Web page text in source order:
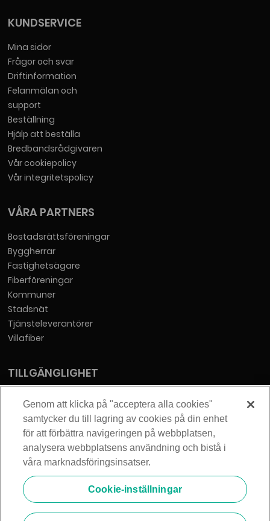
KUNDSERVICE
Mina sidor
Frågor och svar
Driftinformation
Felanmälan och
support
Beställning
Hjälp att beställa
Bredbandsrådgivaren
Vår cookiepolicy
Vår integritetspolicy
VÅRA PARTNERS
Bostadsrättsföreningar
Byggherrar
Fastighetsägare
Fiberföreningar
Kommuner
Stadsnät
Tjänsteleverantörer
Villafiber
TILLGÄNGLIGHET
Tillgänglighetsredogörelse
KONTAKT
Telia Sverige AB
Orgnummer: 556430-0142
Säte: Stockholm
info@zmarket.se
Genom att klicka på "acceptera alla cookies"
samtycker du till lagring av cookies på din enhet
för att förbättra navigeringen på webbplatsen,
analysera webbplatsens användning och bistå i
våra marknadsföringsinsatser.
Cookie-inställningar